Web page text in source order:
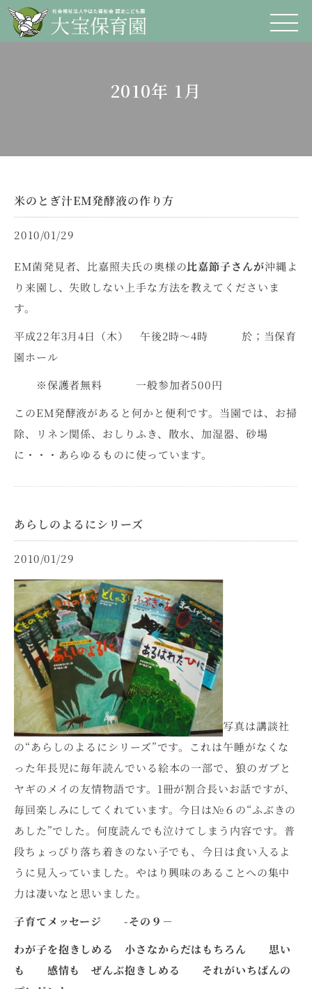
2010年 1月
米のとぎ汁EM発酵液の作り方
2010/01/29
EM菌発見者、比嘉照夫氏の奥様の比嘉節子さんが沖縄よ
り来園し、失敗しない上手な方法を教えてくださいま
す。
平成22年3月4日（木） 午後2時～4時 於；当保育
園ホール
※保護者無料 一般参加者500円
このEM発酵液があると何かと便利です。当園では、お掃
除、リネン関係、おしりふき、散水、加湿器、砂場
に・・・あらゆるものに使っています。
あらしのよるにシリーズ
2010/01/29
写真は講談社
の“あらしのよるにシリーズ”です。これは午睡がなくな
った年長児に毎年読んでいる絵本の一部で、狼のガブと
ヤギのメイの友情物語です。1冊が割合長いお話ですが、
毎回楽しみにしてくれています。今日は№６の“ふぶきの
あした”でした。何度読んでも泣けてしまう内容です。普
段ちょっぴり落ち着きのない子でも、今日は食い入るよ
うに見入っていました。やはり興味のあることへの集中
力は凄いなと思いました。
子育てメッセージ -その９－
わが子を抱きしめる 小さなからだはもちろん 思い
も 感情も ぜんぶ抱きしめる それがいちばんの